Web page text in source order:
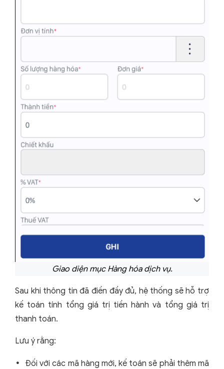
Giao diện mục Hàng hóa dịch vụ.
Sau khi thông tin đã điền đầy đủ, hệ thống sẽ hỗ trợ
kế toán tính tổng giá trị tiền hành và tổng giá trị
thanh toán.
Lưu ý rằng:
Đối với các mã hàng mới, kế toán sẽ phải thêm mã